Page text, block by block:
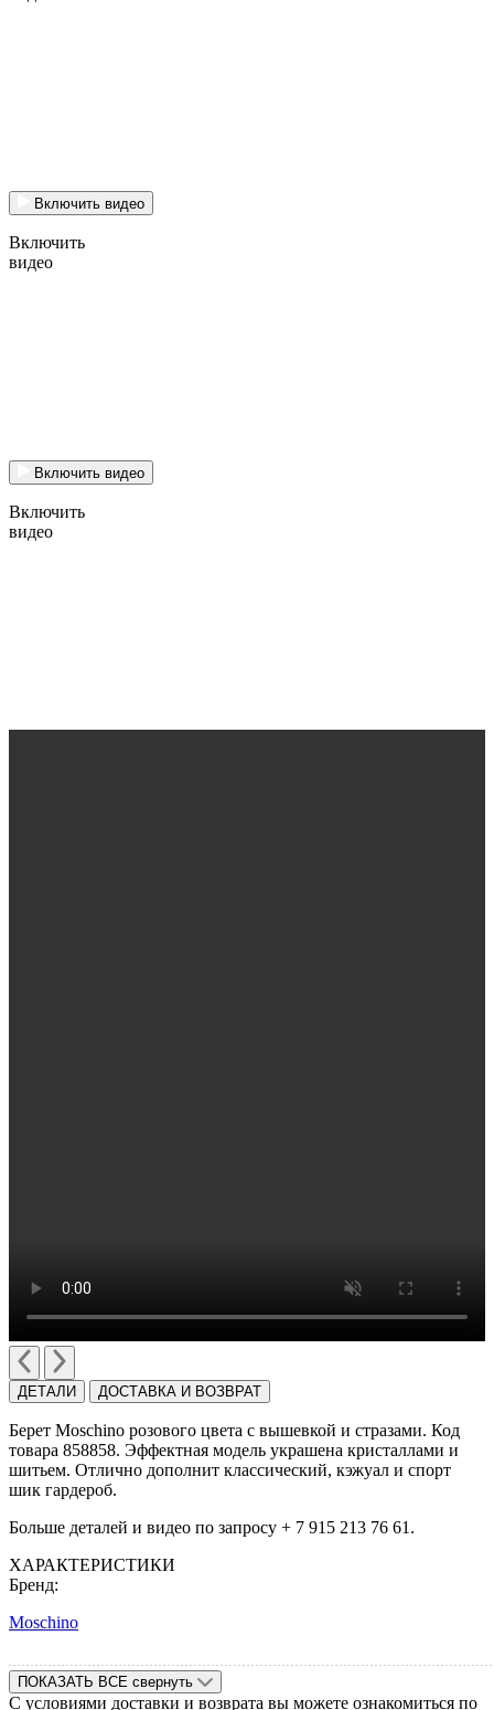
Включить видео
Включить
видео
Включить видео
Включить
видео
ДЕТАЛИ ДОСТАВКА И ВОЗВРАТ
Берет Moschino розового цвета с вышевкой и стразами. Код
товара 858858. Эффектная модель украшена кристаллами и
шитьем. Отлично дополнит классический, кэжуал и спорт
шик гардероб.
Больше деталей и видео по запросу + 7 915 213 76 61.
ХАРАКТЕРИСТИКИ
Бренд:
Moschino
ПОКАЗАТЬ ВСЕ свернуть
С условиями доставки и возврата вы можете ознакомиться по